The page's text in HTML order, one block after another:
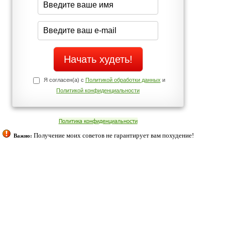
Нет
Телефоны службы поддержки
+7 (909) 421-77-27
cookies. Оставаясь с нами, вы соглашаетесь с нашей
Согласен